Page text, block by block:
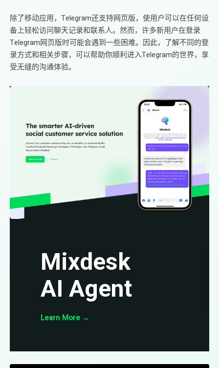
除了移动应用，Telegram还支持网页版，使用户可以在任何设
备上轻松访问聊天记录和联系人。然而，许多新用户在登录
Telegram网页版时可能会遇到一些困难。因此，了解不同的登
录方式和相关步骤，可以帮助你顺利进入Telegram的世界，享
受无缝的沟通体验。
Mixdesk
AI Agent
Learn More →